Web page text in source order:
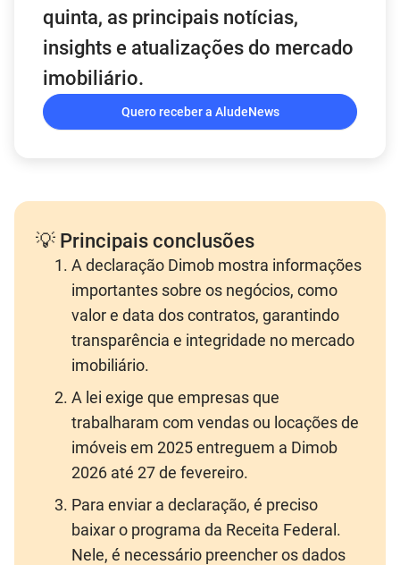
quinta, as principais notícias,
insights e atualizações do mercado
imobiliário.
Quero receber a AludeNews
💡 Principais conclusões
A declaração Dimob mostra informações
importantes sobre os negócios, como
valor e data dos contratos, garantindo
transparência e integridade no mercado
imobiliário.
A lei exige que empresas que
trabalharam com vendas ou locações de
imóveis em 2025 entreguem a Dimob
2026 até 27 de fevereiro.
Para enviar a declaração, é preciso
baixar o programa da Receita Federal.
Nele, é necessário preencher os dados